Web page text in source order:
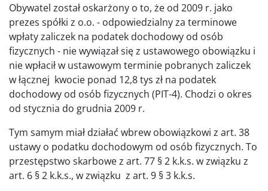
Obywatel został oskarżony o to, że od 2009 r. jako
prezes spółki z o.o. - odpowiedzialny za terminowe
wpłaty zaliczek na podatek dochodowy od osób
fizycznych - nie wywiązał się z ustawowego obowiązku i
nie wpłacił w ustawowym terminie pobranych zaliczek
w łącznej kwocie ponad 12,8 tys zł na podatek
dochodowy od osób fizycznych (PIT-4). Chodzi o okres
od stycznia do grudnia 2009 r.
Tym samym miał działać wbrew obowiązkowi z art. 38
ustawy o podatku dochodowym od osób fizycznych. To
przestępstwo skarbowe z art. 77 § 2 k.k.s. w związku z
art. 6 § 2 k.k.s., w związku z art. 9 § 3 k.k.s.